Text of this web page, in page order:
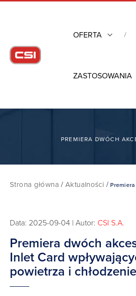
OFERTA
ZASTOSOWANIA
PREMIERA DWÓCH
Strona główna / Aktualności /
Data: 2025-09-04 | Autor: CSI S.A.
Premiera dwóch
Inlet Card
powietrza i